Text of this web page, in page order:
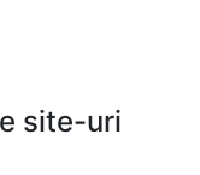
site-uri